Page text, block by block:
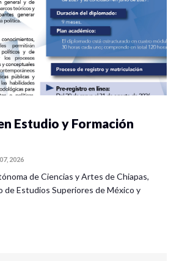
Estudio y Formación
2026
de Ciencias y Artes de Chiapas,
de Estudios Superiores de México y